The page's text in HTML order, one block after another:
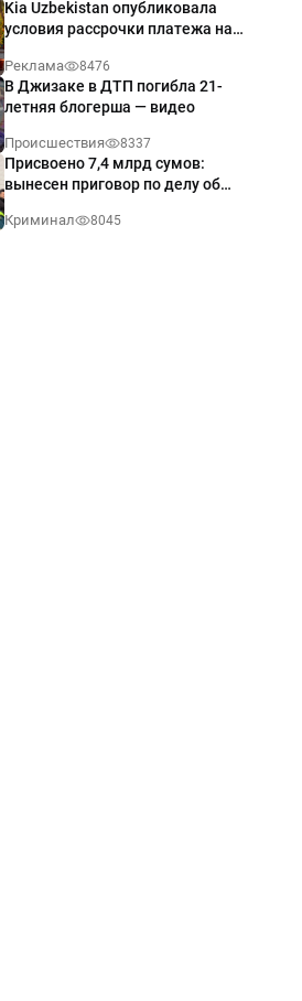
Kia Uzbekistan опубликовала
условия рассрочки платежа на
годовых
Реклама 8476
В Джизаке в ДТП погибла 21-
летняя блогерша — видео
Происшествия 8337
Присвоено 7,4 млрд сумов:
вынесен приговор по делу об
Ташкенте
Криминал 8045